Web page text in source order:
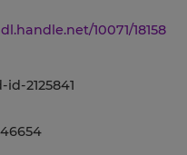
10071/18158
2125841